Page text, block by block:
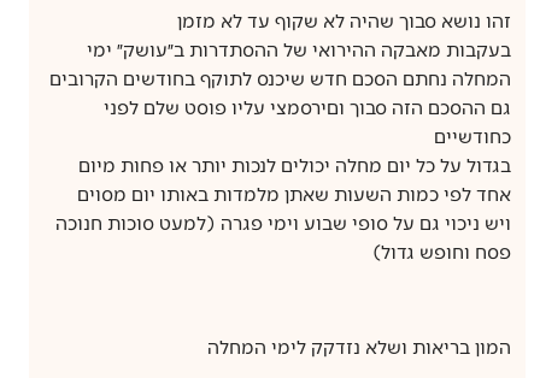
זהו נושא סבוך שהיה לא שקוף עד לא מזמן
בעקבות מאבקה ההירואי של ההסתדרות ב״עושק״ ימי
המחלה נחתם הסכם חדש שיכנס לתוקף בחודשים הקרובים
גם ההסכם הזה סבוך וםירסמצי עליו פוסט שלם לפני
כחודשיים
בגדול על כל יום מחלה יכולים לנכות יותר או פחות מיום
אחד לפי כמות השעות שאתן מלמדות באותו יום מסוים
ויש ניכוי גם על סופי שבוע וימי פגרה (למעט סוכות חנוכה
פסח וחופש גדול)
המון בריאות ושלא נזדקק לימי המחלה